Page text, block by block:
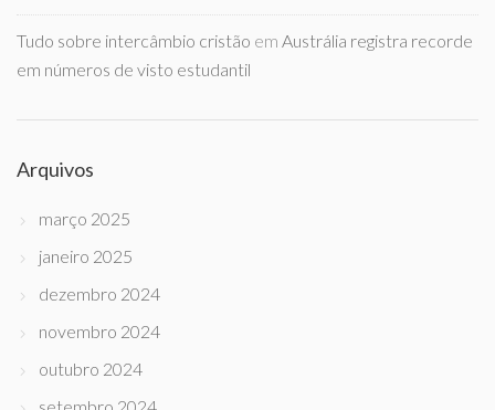
Tudo sobre intercâmbio cristão em Austrália registra recorde
em números de visto estudantil
Arquivos
março 2025
janeiro 2025
dezembro 2024
novembro 2024
outubro 2024